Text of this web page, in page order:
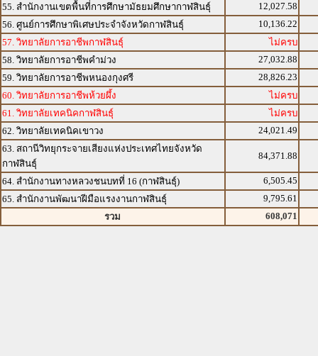
55. สำนักงานเขตพื้นที่การศึกษามัธยมศึกษากาฬสินธุ์
12,027.58
56. ศูนย์การศึกษาพิเศษประจำจังหวัดกาฬสินธุ์
10,136.22
57. วิทยาลัยการอาชีพกาฬสินธุ์
ไม่ครบ
58. วิทยาลัยการอาชีพคำม่วง
27,032.88
59. วิทยาลัยการอาชีพหนองกุงศรี
28,826.23
60. วิทยาลัยการอาชีพห้วยผึ้ง
ไม่ครบ
61. วิทยาลัยเทคนิคกาฬสินธุ์
ไม่ครบ
62. วิทยาลัยเทคนิคเขาวง
24,021.49
63. สถานีวิทยุกระจายเสียงแห่งประเทศไทยจังหวัด
กาฬสินธุ์
84,371.88
64. สำนักงานทางหลวงชนบทที่ 16 (กาฬสินธุ์)
6,505.45
65. สำนักงานพัฒนาฝีมือแรงงานกาฬสินธุ์
9,795.61
รวม
608,071